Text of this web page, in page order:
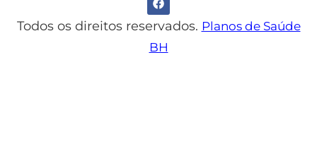
Todos os direitos reservados. Planos de Saúde
BH